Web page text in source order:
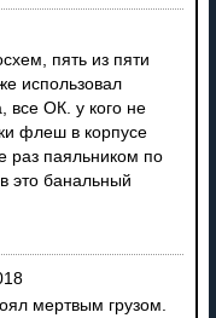
пять из пяти
использовал
все ОК. у кого не
флеш в корпусе
раз паяльником по
это банальный
мертвым грузом.